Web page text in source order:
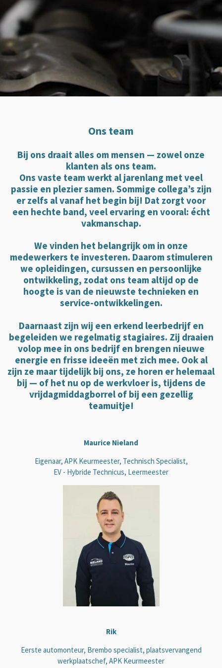
Ons team
Bij ons draait alles om mensen — zowel onze
klanten als ons team.
Ons vaste team werkt al jarenlang met veel
passie en plezier samen. Sommige collega’s zijn
er zelfs al vanaf het begin bij! Dat zorgt voor
een hechte band, veel ervaring en vooral: écht
vakmanschap.
We vinden het belangrijk om in onze
medewerkers te investeren. Daarom stimuleren
we opleidingen, cursussen en persoonlijke
ontwikkeling, zodat ons team altijd op de
hoogte is van de nieuwste technieken en
service-ontwikkelingen.
Daarnaast zijn wij een erkend leerbedrijf en
begeleiden we regelmatig stagiaires. Zij draaien
volop mee in ons bedrijf en brengen nieuwe
energie en frisse ideeën met zich mee. Ook al
zijn ze maar tijdelijk bij ons, ze horen er helemaal
bij — of het nu op de werkvloer is, tijdens de
vrijdagmiddagborrel of bij een gezellig
teamuitje!
Maurice Nieland
Eigenaar, APK Keurmeester, Technisch Specialist,
EV - Hybride Technicus, Leermeester
Rik
Eerste automonteur, Brembo specialist, plaatsvervangend
werkplaatschef, APK Keurmeester